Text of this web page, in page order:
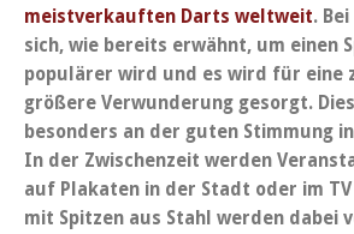
meistverkauften Darts weltweit.
sich, wie bereits erwähnt, um einen
populärer wird und es wird für eine
größere Verwunderung gesorgt.
besonders an der guten Stimmung
In der Zwischenzeit werden
auf Plakaten in der Stadt oder im
mit Spitzen aus Stahl werden dabei